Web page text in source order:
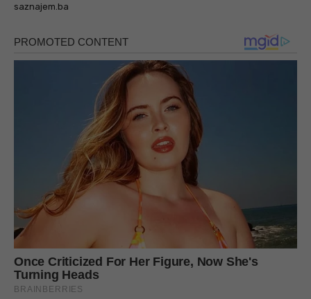
saznajem.ba